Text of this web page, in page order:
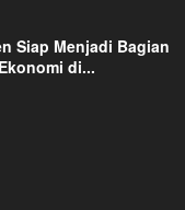
Siap Menjadi Bagian
di...